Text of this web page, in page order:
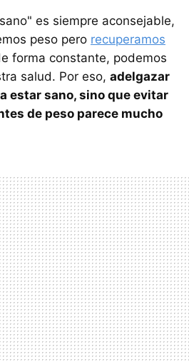
es siempre aconsejable,
peso pero recuperamos
forma constante, podemos
salud. Por eso, adelgazar
estar sano, sino que evitar
de peso parece mucho